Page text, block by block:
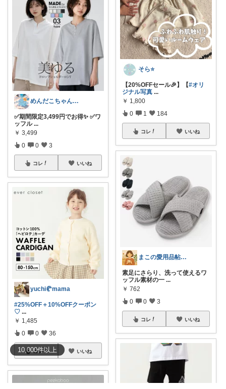
10,000件以上
めんだこちゃん💘使う力💪
✅期間限定3,499円でお得✨ ✅ワ
ッフル ...
￥ 3,499
0 0 3
コレ いいね
yuchi🥐mama
#25%OFF＋10%OFFクーポン
♡ ...
￥ 1,485
0 0 36
コレ いいね
そら⭐️
【20%OFFセール🎉】【#オリ
ジナル写真 ...
￥ 1,800
0 1 184
コレ いいね
まこの愛用品帖｜暮らし整うROOM
素足にさらり、洗って使えるワ
ッフル素材の一 ...
￥ 762
0 0 3
コレ いいね